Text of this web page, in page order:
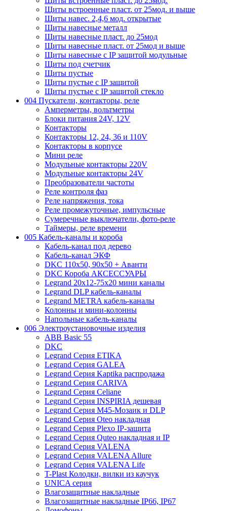
Щиты встроенные пласт. от 25мод. и выше
Щиты навес. 2,4,6 мод. открытые
Щиты навесные металл
Щиты навесные пласт. до 25мод
Щиты навесные пласт. от 25мод и выше
Щиты навесные с IP защитой модульные
Щиты под счетчик
Щиты пустые
Щиты пустые с IP защитой
Щиты пустые с IP защитой стекло
004 Пускатели, контакторы, реле
Амперметры, вольтметры
Блоки питания 24V, 12V
Контакторы
Контакторы 12, 24, 36 и 110V
Контакторы в корпусе
Мини реле
Модульные контакторы 220V
Модульные контакторы 24V
Преобразователи частоты
Реле контроля фаз
Реле напряжения, тока
Реле промежуточные, импульсные
Сумеречные выключатели, фото-реле
Таймеры, реле времени
005 Кабель-каналы и короба
Кабель-канал под дерево
Кабель-канал ЭКФ
DKC 110х50, 90х50 + Аванти
DKC Короба АКСЕССУАРЫ
Legrand 20х12-75х20 мини каналы
Legrand DLP кабель-каналы
Legrand METRA кабель-каналы
Колонны и мини-колонны
Напольные кабель-каналы
006 Электроустановочные изделия
ABB Basic 55
DKC
Legrand Серия ETIKA
Legrand Серия GALEA
Legrand Серия Kaptika распродажа
Legrand Серия CARIVA
Legrand Серия Celiane
Legrand Серия INSPIRIA дешевая
Legrand Серия M45-Мозаик и DLP
Legrand Серия Oteo накладная
Legrand Серия Plexo IP-защита
Legrand Серия Quteo накладная и IP
Legrand Серия VALENA
Legrand Серия VALENA Allure
Legrand Серия VALENA Life
T-Plast Колодки, вилки из каучук
UNICA серия
Влагозащитные накладные
Влагозащитные накладные IP66, IP67